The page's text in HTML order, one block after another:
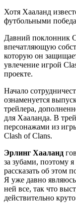
Хотя Хааланд
футбольными
Давний поклонник
впечатляющую
которую он
увлечение игрой
проекте.
Начало
ознаменуется
трейлера,
для Хааланда. В
персонажами из
Clash of Clans.
Эрлинг Хааланд
за зубами, поэтому
рассказать об этом
Я уже давно
ней все, так что
действительно